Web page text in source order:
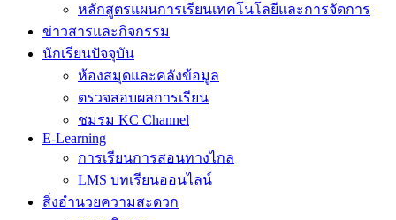
หลักสูตรแผนการเรียนเทคโนโลยีและการจัดการ
ข่าวสารและกิจกรรม
นักเรียนปัจจุบัน
ห้องสมุดและคลังข้อมูล
ตรวจสอบผลการเรียน
ชมรม KC Channel
E-Learning
การเรียนการสอนทางไกล
LMS บทเรียนออนไลน์
สิ่งอำนวยความสะดวก